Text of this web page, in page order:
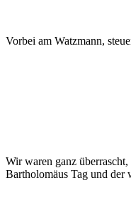
Vorbei am Watzmann,
Wir waren ganz
Bartholomäus Tag und der